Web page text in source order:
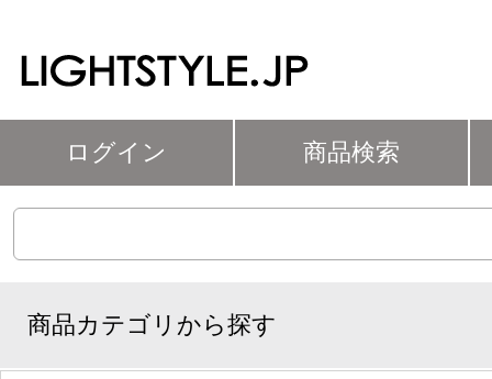
ログイン 商品検索
商品カテゴリから探す